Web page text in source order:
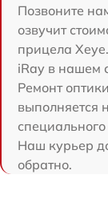
Позвоните
озвучит
прицела
iRay в нашем
Ремонт
выполняется
Наш курьер
обратно.